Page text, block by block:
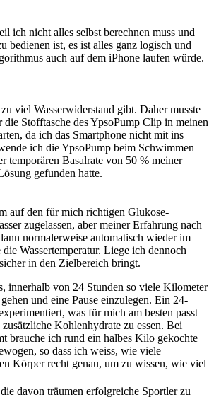
ich nicht alles selbst berechnen muss und
bedienen ist, es ist alles ganz logisch und
auch auf dem iPhone laufen würde.
viel Wasserwiderstand gibt. Daher musste
Stofftasche des YpsoPump Clip in meinen
da ich das Smartphone nicht mit ins
ich die YpsoPump beim Schwimmen
temporären Basalrate von 50 % meiner
gefunden hatte.
auf den für mich richtigen Glukose-
zugelassen, aber meiner Erfahrung nach
normalerweise automatisch wieder im
Wassertemperatur. Liege ich dennoch
in den Zielbereich bringt.
innerhalb von 24 Stunden so viele Kilometer
und eine Pause einzulegen. Ein 24-
was für mich am besten passt
Kohlenhydrate zu essen. Bei
brauche ich rund ein halbes Kilo gekochte
so dass ich weiss, wie viele
Körper recht genau, um zu wissen, wie viel
davon träumen erfolgreiche Sportler zu